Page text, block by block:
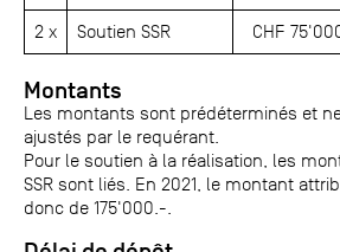
2 x Soutien SSR CHF
Montants
Les montants sont prédéterminés et
ajustés par le requérant.
Pour le soutien à la réalisation, les
SSR sont liés. En 2021, le montant
donc de 175'000.-.